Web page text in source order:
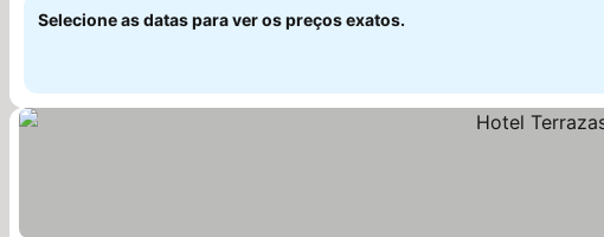
Selecione as datas para ver os preços exatos.